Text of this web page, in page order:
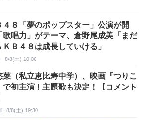
４８「夢のポップスター」公演が開
唱力」がテーマ、倉野尾成美「まだ
ＫＢ４８は成長していける」
8/8(土) 10:06
菜（私立恵比寿中学）、映画『つりこ
で初主演！主題歌も決定！【コメント
8/8(土) 19:30